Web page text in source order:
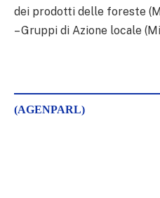
dei prodotti delle foreste
– Gruppi di Azione locale
(AGENPARL)